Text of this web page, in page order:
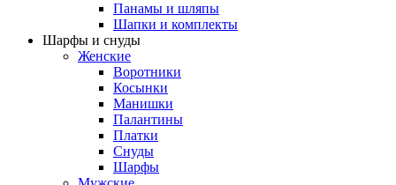
Панамы и шляпы
Шапки и комплекты
Шарфы и снуды
Женские
Воротники
Косынки
Манишки
Палантины
Платки
Снуды
Шарфы